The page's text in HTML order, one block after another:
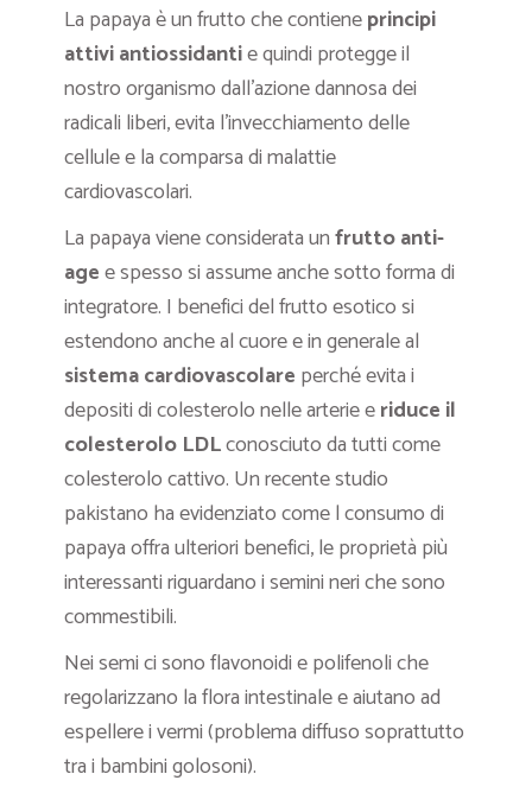
La papaya è un frutto che contieneprincipi
attivi antiossidantie quindi protegge il
nostro organismo dall’azione dannosa dei
radicali liberi, evita l’invecchiamento delle
cellule e la comparsa di malattie
cardiovascolari.
La papaya viene considerata unfrutto anti-
agee spesso si assume anche sotto forma di
integratore. I benefici del frutto esotico si
estendono anche al cuore e in generale al
sistema cardiovascolare perché evita i
depositi di colesterolo nelle arterie eriduce il
colesterolo LDLconosciuto da tutti come
colesterolo cattivo. Un recente studio
pakistano ha evidenziato come l consumo di
papaya offra ulteriori benefici, le proprietà più
interessanti riguardano i semini neri che sono
commestibili.
Nei semi ci sono flavonoidi e polifenoli che
regolarizzano la flora intestinale e aiutano ad
espellere i vermi (problema diffuso soprattutto
tra i bambini golosoni).